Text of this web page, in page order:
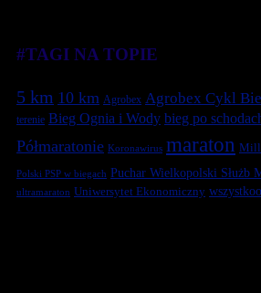
#TAGI NA TOPIE
5 km 10 km Agrobex Agrobex Cykl
terenie Bieg Ognia i Wody bieg po
Półmaratonie Koronawirus maraton
Polski PSP w biegach Puchar Wielkopolski Służb
ultramaraton Uniwersytet Ekonomiczny